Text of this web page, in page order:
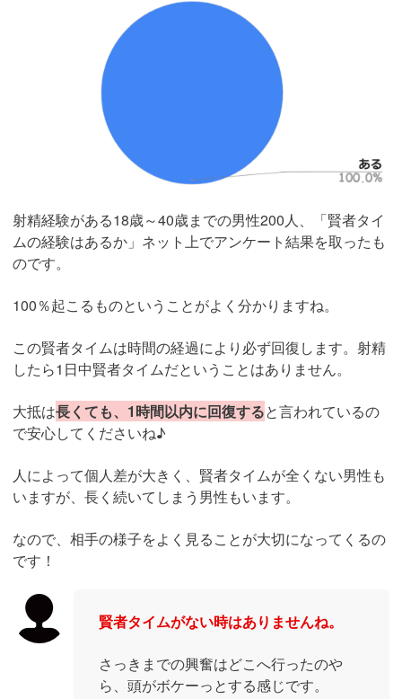
射精経験がある18歳～40歳までの男性200人、「賢者タイ
ムの経験はあるか」ネット上でアンケート結果を取ったも
のです。
100％起こるものということがよく分かりますね。
この賢者タイムは時間の経過により必ず回復します。射精
したら1日中賢者タイムだということはありません。
大抵は長くても、1時間以内に回復すると言われているの
で安心してくださいね♪
人によって個人差が大きく、賢者タイムが全くない男性も
いますが、長く続いてしまう男性もいます。
なので、相手の様子をよく見ることが大切になってくるの
です！
賢者タイムがない時はありませんね。
さっきまでの興奮はどこへ行ったのや
ら、頭がボケーっとする感じです。